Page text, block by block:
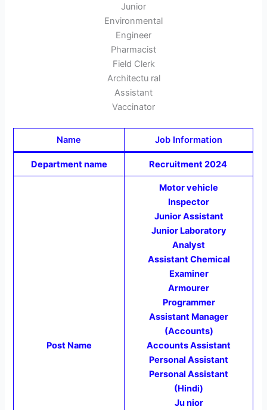
Junior
Environmental
Engineer
Pharmacist
Field Clerk
Architectu ral
Assistant
Vaccinator
Name Job Information
Department name Recruitment 2024
Post Name
Motor vehicle
Inspector
Junior Assistant
Junior Laboratory
Analyst
Assistant Chemical
Examiner
Armourer
Programmer
Assistant Manager
(Accounts)
Accounts Assistant
Personal Assistant
Personal Assistant
(Hindi)
Ju nior